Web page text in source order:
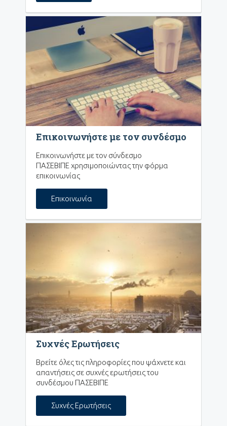
Επικοινωνήστε με τον συνδέσμο
Επικοινωνήστε με τον σύνδεσμο
ΠΑΣΕΒΙΠΕ χρησιμοποιώντας την φόρμα
επικοινωνίας
Επικοινωνία
Συχνές Ερωτήσεις
Βρείτε όλες τις πληροφορίες που ψάχνετε και
απαντήσεις σε συχνές ερωτήσεις του
συνδέσμου ΠΑΣΕΒΙΠΕ
Συχνές Ερωτήσεις